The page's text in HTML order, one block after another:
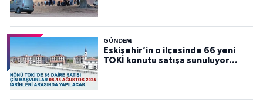
GÜNDEM
Eskişehir’in o ilçesinde 66 yeni
TOKİ konutu satışa sunuluyor…